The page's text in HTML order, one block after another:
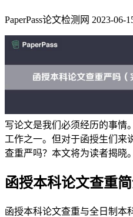
PaperPass论文检测网 2023-06-
写论文是我们必须经历的事情
工作之一。但对于函授生们来
查重严吗？本文将为读者揭晓。
函授本科论文查重
函授本科论文查重与全日制本